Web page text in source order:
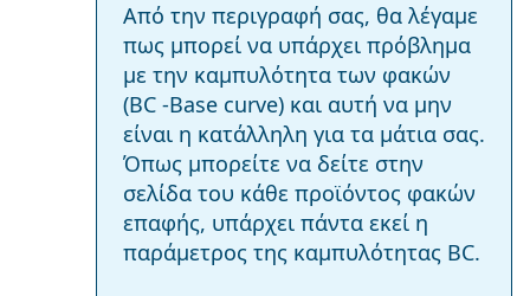
Από την περιγραφή σας, θα λέγαμε
πως μπορεί να υπάρχει πρόβλημα
με την καμπυλότητα των φακών
(BC -Base curve) και αυτή να μην
είναι η κατάλληλη για τα μάτια σας.
Όπως μπορείτε να δείτε στην
σελίδα του κάθε προϊόντος φακών
επαφής, υπάρχει πάντα εκεί η
παράμετρος της καμπυλότητας BC.